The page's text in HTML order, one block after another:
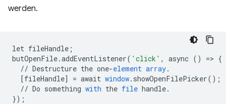
werden.
let fileHandle ;
butOpenFile.addEventListener( 'click' , async () => {
// Destructure the one-element array.
[fileHandle] = await window. showOpenFilePicker();
// Do something with the file handle.
});